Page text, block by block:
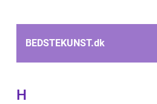
BEDSTEKUNST.dk
H